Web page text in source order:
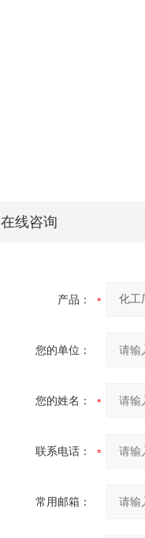
在线咨询
产品：
您的单位：
您的姓名：
联系电话：
常用邮箱：